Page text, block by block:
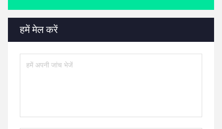
हमें मेल करें